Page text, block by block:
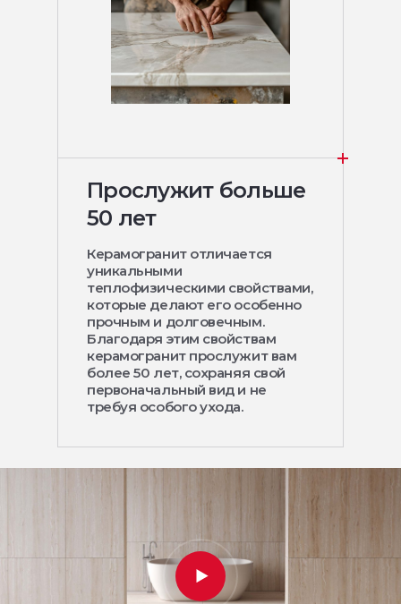
Прослужит больше
50 лет
Керамогранит отличается
уникальными
теплофизическими свойствами,
которые делают его особенно
прочным и долговечным.
Благодаря этим свойствам
керамогранит прослужит вам
более 50 лет, сохраняя свой
первоначальный вид и не
требуя особого ухода.